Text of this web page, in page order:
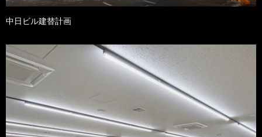
中日ビル建替計画